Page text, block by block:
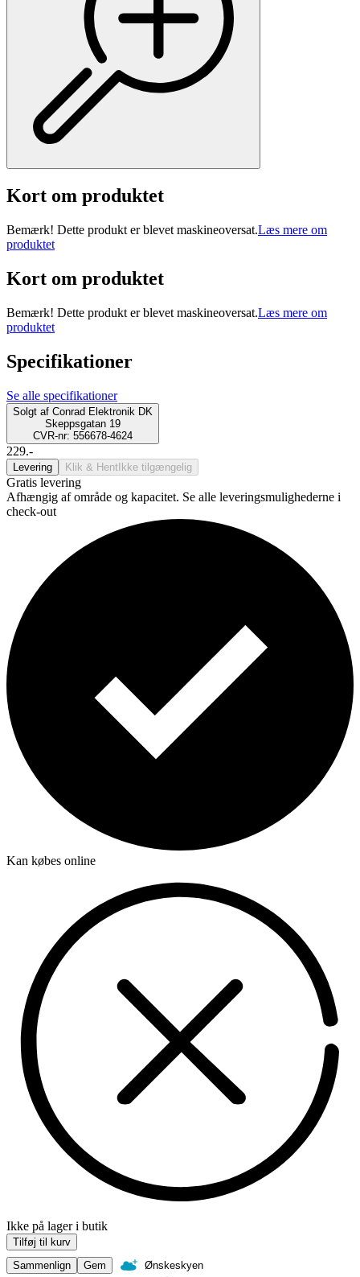
Kort om produktet
Bemærk! Dette produkt er blevet maskineoversat.Læs mere om
produktet
Kort om produktet
Bemærk! Dette produkt er blevet maskineoversat.Læs mere om
produktet
Specifikationer
Se alle specifikationer
Solgt af Conrad Elektronik DK
Skeppsgatan 19
CVR-nr: 556678-4624
229.-
Levering Klik & Hent Ikke tilgængelig
Gratis levering
Afhængig af område og kapacitet. Se alle leveringsmulighederne i
check-out
Kan købes online
Ikke på lager i butik
Tilføj til kurv
Sammenlign
Gem Ønskeskyen